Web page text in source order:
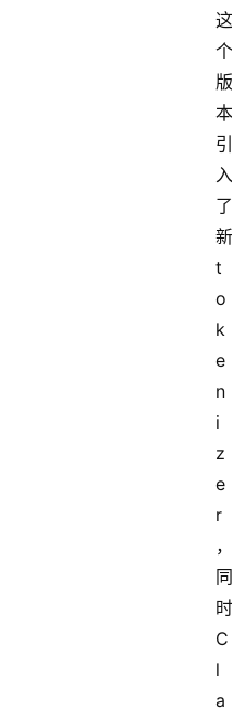
这
个
版
本
引
入
了
新
t
o
k
e
n
i
z
e
r
，
同
时
C
l
a